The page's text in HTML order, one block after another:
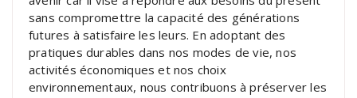
sans compromettre la capacité des générations
futures à satisfaire les leurs. En adoptant des
pratiques durables dans nos modes de vie, nos
activités économiques et nos choix
environnementaux, nous contribuons à préserver les